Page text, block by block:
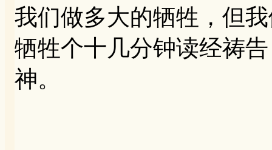
我们做多大的牺牲，但
牺牲个十几分钟读经祷
神。